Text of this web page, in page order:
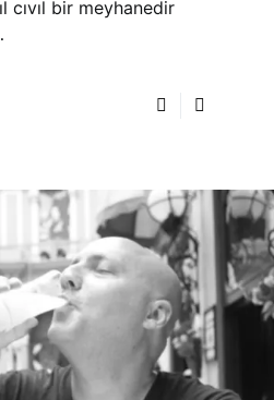
cıvıl bir meyhanedir